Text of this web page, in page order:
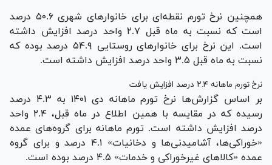
همچنین نرخ تورم نقطه‌ای برای خانوارهای شهری ۵۰.۶ درصد
است که نسبت به ماه قبل ۲.۷ واحد درصد افزایش داشته
است. این نرخ برای خانوارهای روستایی ۵۴.۹ درصد بوده که
نسبت به ماه قبل ۳.۵ واحد درصد افزایش داشته است.
نرخ تورم ماهانه ۲.۴ درصد افزایش یافت
بر اساس گزارش‌ها نرخ تورم ماهانه دی ۱۴۰۱ به ۴.۳ درصد
رسیده که در مقایسه با همین اطلاع در ماه قبل، ۲.۴ واحد
درصد افزایش داشته است. تورم ماهانه برای گروه‌های عمده
«خوراکی‌ها، آشامیدنی‌ها و دخانیات» ۴.۱ درصد و برای گروه
عمده «کالاهای غیرخوراکی و خدمات» ۴.۵ درصد بوده است.